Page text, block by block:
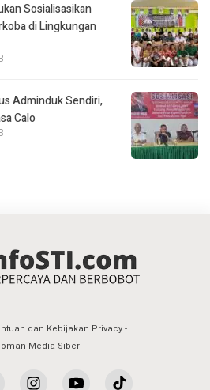
Sosialisasikan
di Lingkungan
Adminduk Sendiri,
Calo
dan Kebijakan Privacy
Media Siber